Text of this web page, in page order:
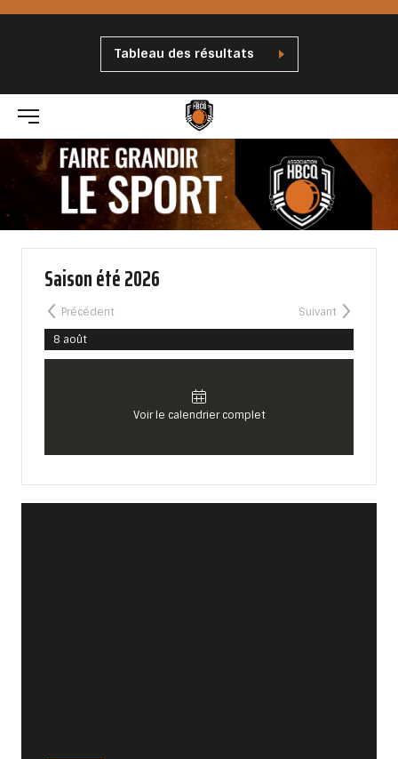
Tableau des résultats
Saison été 2026
Précédent
Suivant
8 août
Voir le calendrier complet